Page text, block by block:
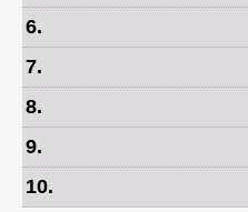
6.
7.
8.
9.
10.